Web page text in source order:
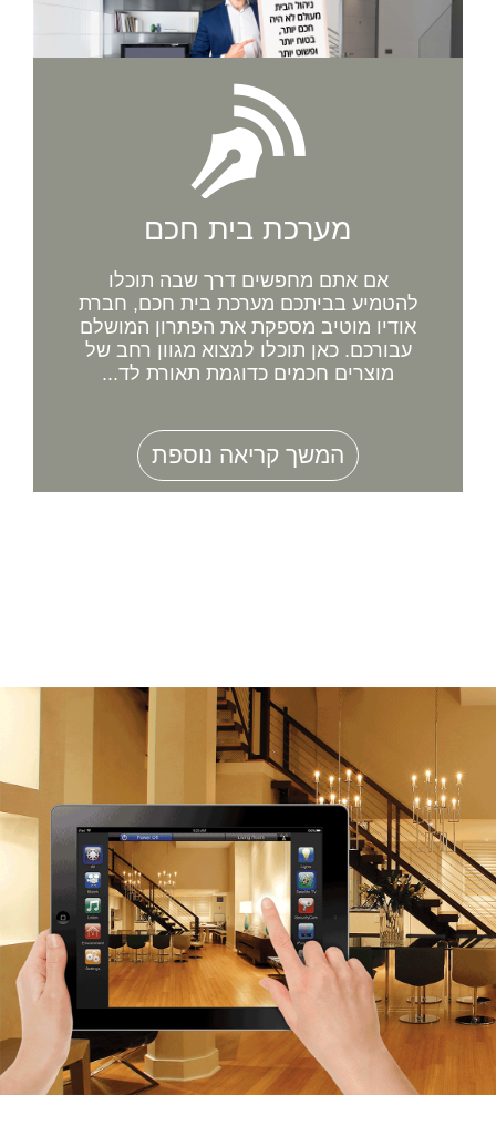
מערכת בית חכם
אם אתם מחפשים דרך שבה תוכלו
להטמיע בביתכם מערכת בית חכם, חברת
אודיו מוטיב מספקת את הפתרון המושלם
עבורכם. כאן תוכלו למצוא מגוון רחב של
מוצרים חכמים כדוגמת תאורת לד...
המשך קריאה נוספת